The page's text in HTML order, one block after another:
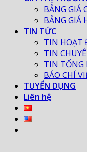
BẢNG GIÁ
BẢNG GIÁ
TIN TỨC
TIN HOẠT
TIN
TIN TỔNG
BÁO CHÍ
TUYỂN DỤNG
Liên hệ